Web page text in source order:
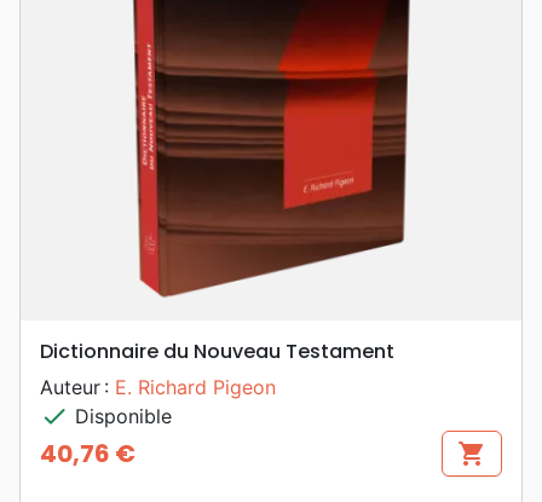
Dictionnaire du Nouveau Testament
Auteur : E. Richard Pigeon
check Disponible
Prix
40,76 € shopping_cart